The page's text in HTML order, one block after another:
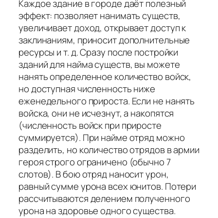
Каждое здание в городе даёт полезный
эффект: позволяет нанимать существ,
увеличивает доход, открывает доступ к
заклинаниям, приносит дополнительные
ресурсы и т. д. Сразу после постройки
зданий для найма существ, вы можете
нанять определенное количество войск,
но доступная численность ниже
еженедельного прироста. Если не нанять
войска, они не исчезнут, а накопятся
(численность войск при приросте
суммируется). При найме отряд можно
разделить, но количество отрядов в армии
героя строго ограничено (обычно 7
слотов). В бою отряд наносит урон,
равный сумме урона всех юнитов. Потери
рассчитываются делением полученного
урона на здоровье одного существа.